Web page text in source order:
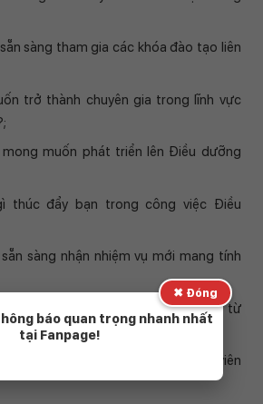
sàng tham gia các khóa đào tạo liên
trở thành chuyên gia trong lĩnh vực
mong muốn phát triển lên Điều dưỡng
thúc đẩy bạn trong công việc Điều
sàng nhận nhiệm vụ mới mang tính
tải công việc, bạn muốn nhận hỗ trợ từ
nào?;
chúng tôi nên chọn bạn thay vì ứng viên
✖ Đóng
báo quan trọng nhanh nhất
tại Fanpage!